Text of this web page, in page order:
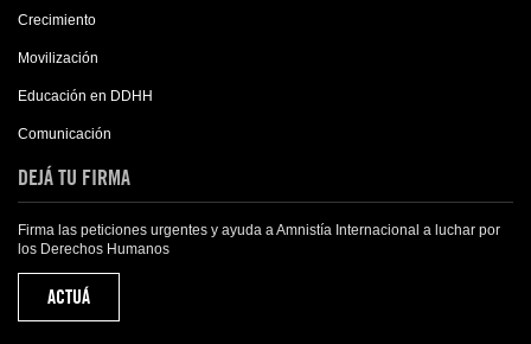
Crecimiento
Movilización
Educación en DDHH
Comunicación
DEJÁ TU FIRMA
Firma las peticiones urgentes y ayuda a Amnistía Internacional a luchar por
los Derechos Humanos
ACTUÁ